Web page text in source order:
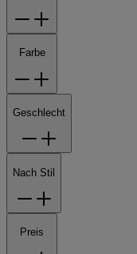
Farbe
Geschlecht
Nach Stil
Preis